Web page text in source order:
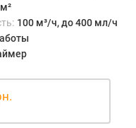
100 м³/ч, до 400 мл/ч